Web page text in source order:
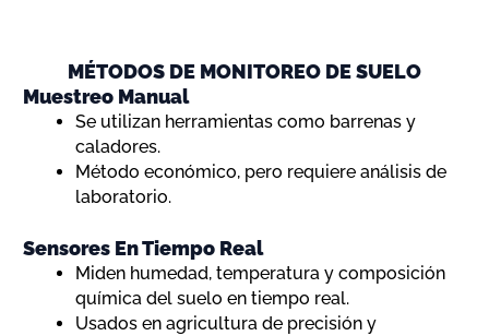
MÉTODOS DE MONITOREO DE SUELO
Muestreo Manual
Se utilizan herramientas como barrenas y
caladores.
Método económico, pero requiere análisis de
laboratorio.
Sensores En Tiempo Real
Miden humedad, temperatura y composición
química del suelo en tiempo real.
Usados en agricultura de precisión y